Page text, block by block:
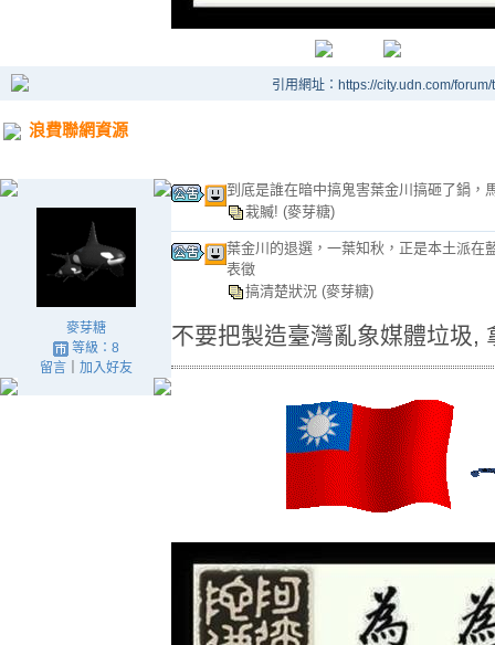
引用網址：https://city.udn.com/
浪費聯網資源
麥芽糖
等級：8
留言｜ 加入好友
到底是誰在暗中搞鬼害葉金川搞砸了鍋，
栽贓! (麥芽糖)
葉金川的退選，一葉知秋，正是本土派在
表徵
搞清楚狀況 (麥芽糖)
不要把製造臺灣亂象媒體垃圾,